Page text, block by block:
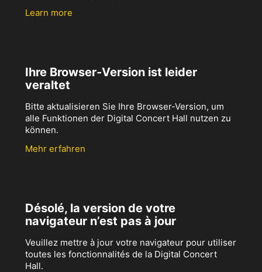
Learn more
Ihre Browser-Version ist leider
veraltet
Bitte aktualisieren Sie Ihre Browser-Version, um
alle Funktionen der Digital Concert Hall nutzen zu
können.
Mehr erfahren
Désolé, la version de votre
navigateur n’est pas à jour
Veuillez mettre à jour votre navigateur pour utiliser
toutes les fonctionnalités de la Digital Concert
Hall.